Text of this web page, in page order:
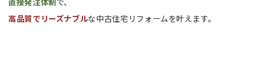
高品質でリーズナブルな中古住宅リフォームを叶えます。